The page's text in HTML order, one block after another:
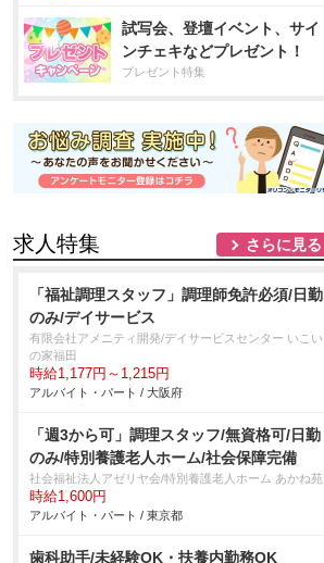
試写会、登壇イベント、サイ
ンチェキなどプレゼント！
プレゼント特集
求人特集 さらに見る
「福祉調理スタッフ」調理師免許必須/日勤
のみ/デイサービス
有限会社アメニティ開発/デイサービスセンター いこい
の家福田
時給1,177円～1,215円
アルバイト・パート / 大阪府
「週3から可」調理スタッフ/無資格可/日勤
のみ/特別養護老人ホーム/社会保障完備
社会福祉法人アゼリヤ会/特別養護老人ホーム あかね苑
時給1,600円
アルバイト・パート / 東京都
歯科助手/未経験OK・扶養内勤務OK